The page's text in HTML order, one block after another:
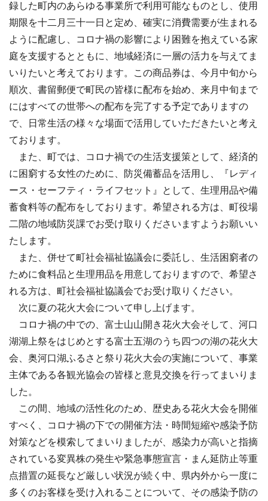
録した町内のあらゆる事業所で利用可能なものとし、使用
期限を十二月三十一日と定め、確実に消費需要が生まれる
ように配慮し、コロナ禍の影響により困難を抱えている家
庭を支援するとともに、地域経済に一層の活力を与えてま
いりたいと考えております。この商品券は、今月中旬から
順次、書留郵便で町民の皆様に配布を始め、来月中旬まで
にはすべての世帯への配布を完了する予定でありますの
で、日常生活の様々な場面で活用していただきたいと考え
ております。
また、町では、コロナ禍での生活支援策として、経済的
に困窮する女性のために、防災備蓄品を活用し、『レディ
ース・セーフティ・ライフセット』として、生理用品や備
蓄食料等の配布をしております。希望される方は、町役場
二階の地域防災課でお受け取りくださいますようお願いい
たします。
また、併せて町社会福祉協議会に委託し、生活困窮者の
ために食料品と生理用品を用意しておりますので、希望さ
れる方は、町社会福祉協議会でお受け取りください。
次に夏の花火大会について申し上げます。
コロナ禍の中での、富士山山開き花火大会そして、河口
湖湖上祭をはじめとする富士五湖のうち四つの湖の花火大
会、奥河口湖ふるさと祭り花火大会の実施について、事業
主体である各観光協会の皆様と意見交換を行ってまいりま
した。
この間、地域の活性化のため、歴史ある花火大会を開催
すべく、コロナ禍の下での開催方法・時間短縮や感染予防
対策などを模索してまいりましたが、感染力が高いと指摘
されている変異株の発生や緊急事態宣言・まん延防止等重
点措置の延長など厳しい状況が続く中、県内外から一度に
多くのお客様を受け入れることについて、その感染予防の